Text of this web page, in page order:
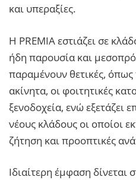
και υπεραξίες.
Η PREMIA εστιάζει σε
ήδη παρουσία και
παραμένουν θετικές,
ακίνητα, οι φοιτητικές
ξενοδοχεία, ενώ εξετάζει
νέους κλάδους οι οποίοι
ζήτηση και προοπτικές
Ιδιαίτερη έμφαση δίνεται